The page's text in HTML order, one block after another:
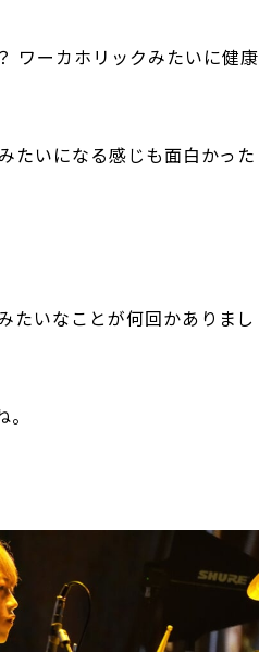
ワーカホリックみたいに健康
たいになる感じも面白かった
いなことが何回かありまし